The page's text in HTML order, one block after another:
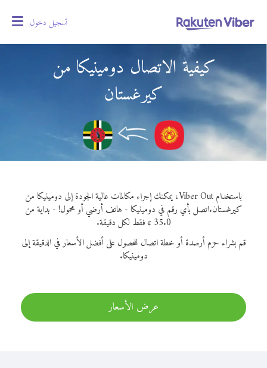
تسجيل دخول
كيفية الاتصال دومينيكا من
كيرغستان
باستخدام Viber Out، يمكنك إجراء مكالمات عالية الجودة إلى دومينيكا من
كيرغستان.اتصل بأي رقم في دومينيكا - هاتف أرضي أو محمول! - بداية من
35.0 ¢ فقط لكل دقيقة.
قم بشراء حزم أرصدة أو خطة اتصال للحصول على أفضل الأسعار في الدقيقة إلى
دومينيكا.
عرض الأسعار